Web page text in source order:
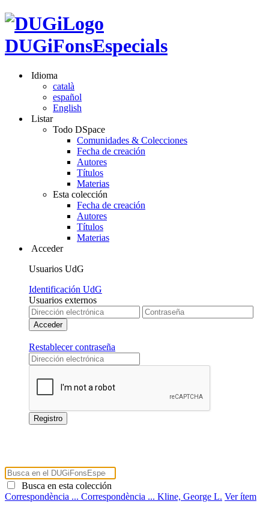
DUGiFonsEspecials
Idioma
català
español
English
Listar
Todo DSpace
Comunidades & Colecciones
Fecha de creación
Autores
Títulos
Materias
Esta colección
Fecha de creación
Autores
Títulos
Materias
Acceder
Usuarios UdG
Identificación UdG
Usuarios externos
Restablecer contraseña
Busca en esta colección
Correspondència ... Correspondència ... Kline, George L. Ver ítem